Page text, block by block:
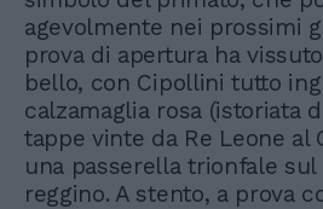
agevolmente nei prossimi
prova di apertura ha
bello, con Cipollini tutto
calzamaglia rosa (istoriata
tappe vinte da Re Leone al
una passerella trionfale
reggino. A stento, a prova